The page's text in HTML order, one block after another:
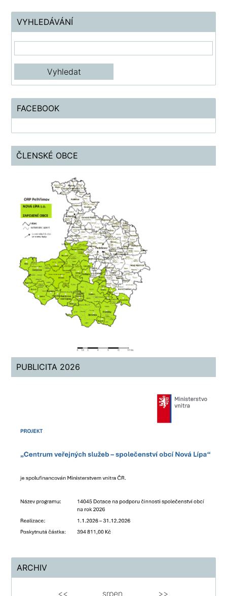
VYHLEDÁVÁNÍ
FACEBOOK
ČLENSKÉ OBCE
PUBLICITA 2026
ARCHIV
<< srpen >>